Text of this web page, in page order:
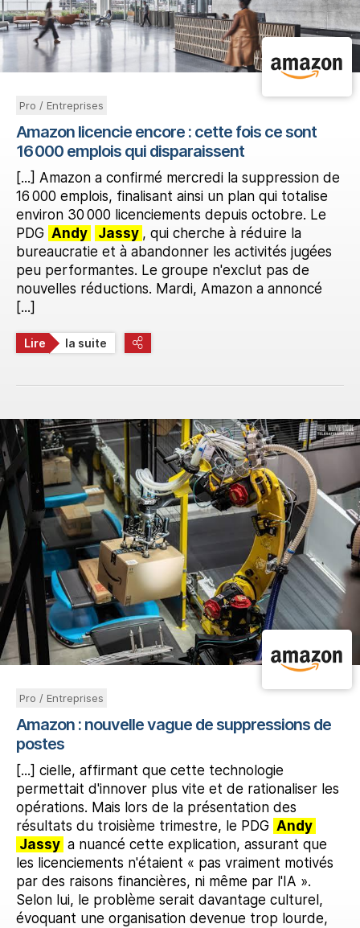
Pro / Entreprises
Amazon licencie encore : cette fois ce sont
16 000 emplois qui disparaissent
[...] Amazon a confirmé mercredi la suppression de
16 000 emplois, finalisant ainsi un plan qui totalise
environ 30 000 licenciements depuis octobre. Le
PDG Andy Jassy , qui cherche à réduire la
bureaucratie et à abandonner les activités jugées
peu performantes. Le groupe n'exclut pas de
nouvelles réductions. Mardi, Amazon a annoncé
[...]
Lire la suite
Pro / Entreprises
Amazon : nouvelle vague de suppressions de
postes
[...] cielle, affirmant que cette technologie
permettait d'innover plus vite et de rationaliser les
opérations. Mais lors de la présentation des
résultats du troisième trimestre, le PDG Andy
Jassy a nuancé cette explication, assurant que
les licenciements n'étaient « pas vraiment motivés
par des raisons financières, ni même par l'IA ».
Selon lui, le problème serait davantage culturel,
évoquant une organisation devenue trop lourde,